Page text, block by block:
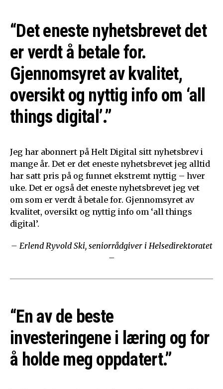
“Det eneste nyhetsbrevet det
er verdt å betale for.
Gjennomsyret av kvalitet,
oversikt og nyttig info om ‘all
things digital’.”
Jeg har abonnert på Helt Digital sitt nyhetsbrev i
mange år. Det er det eneste nyhetsbrevet jeg alltid
har satt pris på og funnet ekstremt nyttig – hver
uke. Det er også det eneste nyhetsbrevet jeg vet
om som er verdt å betale for. Gjennomsyret av
kvalitet, oversikt og nyttig info om ‘all things
digital’.
– Erlend Ryvold Ski, seniorrådgiver i Helsedirektoratet
–
“En av de beste
investeringene i læring og for
å holde meg oppdatert.”